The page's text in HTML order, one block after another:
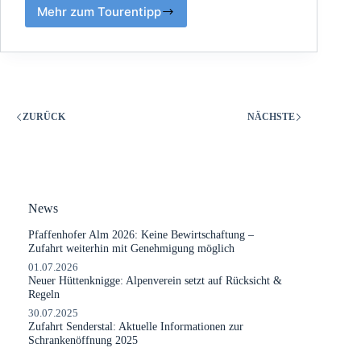
Mehr zum Tourentipp
ZURÜCK NÄCHSTE
News
Pfaffenhofer Alm 2026: Keine Bewirtschaftung –
Zufahrt weiterhin mit Genehmigung möglich
01.07.2026
Neuer Hüttenknigge: Alpenverein setzt auf Rücksicht &
Regeln
30.07.2025
Zufahrt Senderstal: Aktuelle Informationen zur
Schrankenöffnung 2025